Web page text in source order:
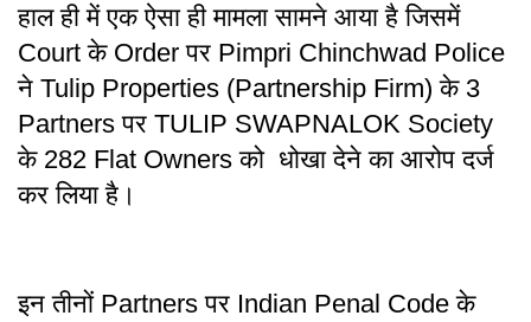
हाल ही में एक ऐसा ही मामला सामने आया है जिसमें
Court के Order पर Pimpri Chinchwad Police
ने Tulip Properties (Partnership Firm) के 3
Partners पर TULIP SWAPNALOK Society
के 282 Flat Owners को धोखा देने का आरोप दर्ज
कर लिया है।
इन तीनों Partners पर Indian Penal Code के